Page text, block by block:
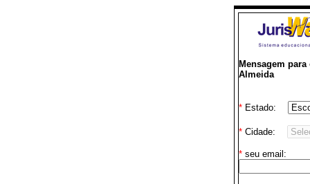
Mensagem
Almeida
*Estado:
*Cidade:
*seu email: